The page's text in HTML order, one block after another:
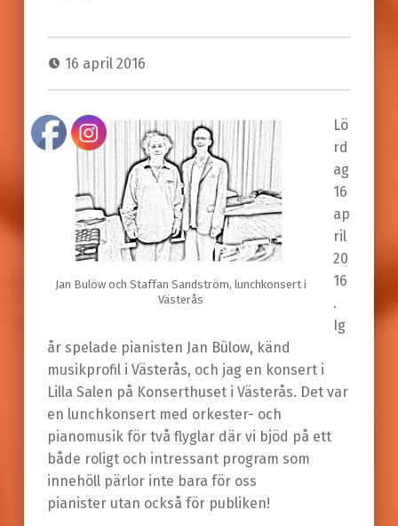
16 april 2016
Jan Bulöw och Staffan Sandström, lunchkonsert i
Västerås
Lö
rd
ag
16
ap
ril
20
16
.
Ig
år spelade pianisten Jan Bülow, känd
musikprofil i Västerås, och jag en konsert i
Lilla Salen på Konserthuset i Västerås. Det var
en lunchkonsert med orkester- och
pianomusik för två flyglar där vi bjöd på ett
både roligt och intressant program som
innehöll pärlor inte bara för oss
pianister utan också för publiken!